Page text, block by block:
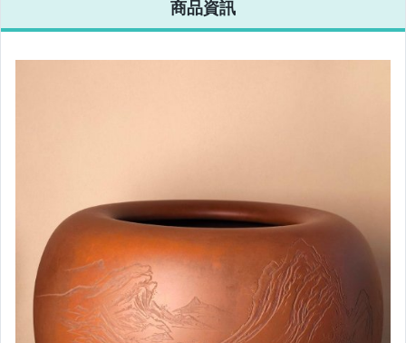
商品資訊